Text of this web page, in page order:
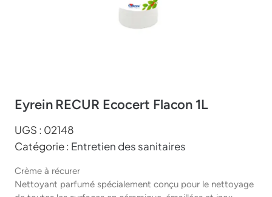
Eyrein RECUR Ecocert Flacon 1L
UGS : 02148
Catégorie : Entretien des sanitaires
Crème à récurer
Nettoyant parfumé spécialement conçu pour le nettoyage